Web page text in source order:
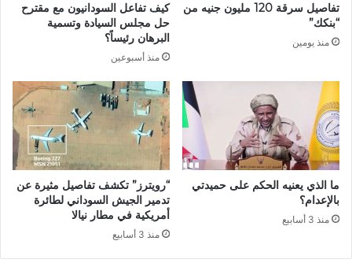
تفاصيل سرقة 120 مليون جنيه من
“بنكك”
منذ يومين
كيف تفاعل السودانيون مع مقترح
حل مجلس السيادة وتسمية
البرهان رئيساً؟
منذ أسبوعين
ما الذي يعنيه الحكم على حميدتي
بالإعدام؟
منذ 3 أسابيع
“رويترز” تكشف تفاصيل مثيرة عن
تدمير الجيش السوداني لطائرة
أمريكية في مطار نيالا
منذ 3 أسابيع